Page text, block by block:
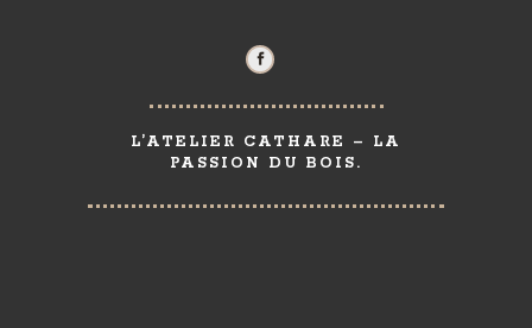
L’ATELIER CATHARE – LA
PASSION DU BOIS.